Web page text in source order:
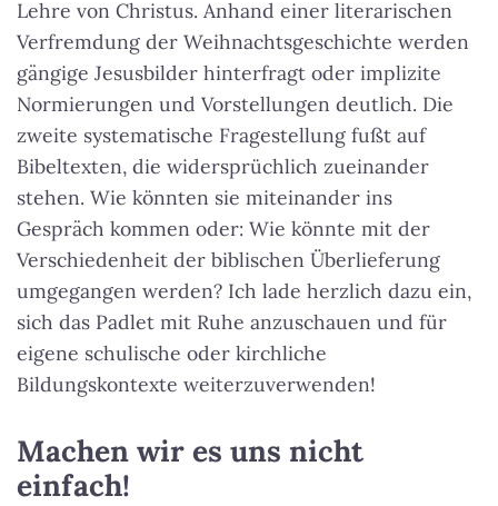
Lehre von Christus. Anhand einer literarischen
Verfremdung der Weihnachtsgeschichte werden
gängige Jesusbilder hinterfragt oder implizite
Normierungen und Vorstellungen deutlich. Die
zweite systematische Fragestellung fußt auf
Bibeltexten, die widersprüchlich zueinander
stehen. Wie könnten sie miteinander ins
Gespräch kommen oder: Wie könnte mit der
Verschiedenheit der biblischen Überlieferung
umgegangen werden? Ich lade herzlich dazu ein,
sich das Padlet mit Ruhe anzuschauen und für
eigene schulische oder kirchliche
Bildungskontexte weiterzuverwenden!
Machen wir es uns nicht
einfach!